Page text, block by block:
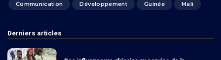
Communication Développement Guinée Mali
Derniers articles